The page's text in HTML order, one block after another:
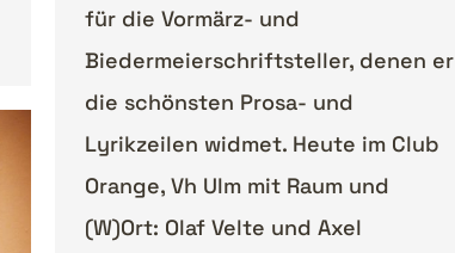
für die Vormärz- und
Biedermeierschriftsteller, denen er
die schönsten Prosa- und
Lyrikzeilen widmet. Heute im Club
Orange, Vh Ulm mit Raum und
(W)Ort: Olaf Velte und Axel